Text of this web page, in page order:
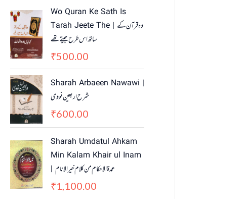
c
a
s
:
₹
5
0
.
0
0
.
e
i
4
5
0
.
Wo Quran Ke Sath Is
Tarah Jeete The | وہ قرآن کے
ساتھ اس طرح جیتے تھے
₹500.00
Sharah Arbaeen Nawawi |
شرح اربعین نووی
₹600.00
Sharah Umdatul Ahkam
Min Kalam Khair ul Inam
| عمدۃ الاحکام من کلام خیر الانام
₹1,100.00